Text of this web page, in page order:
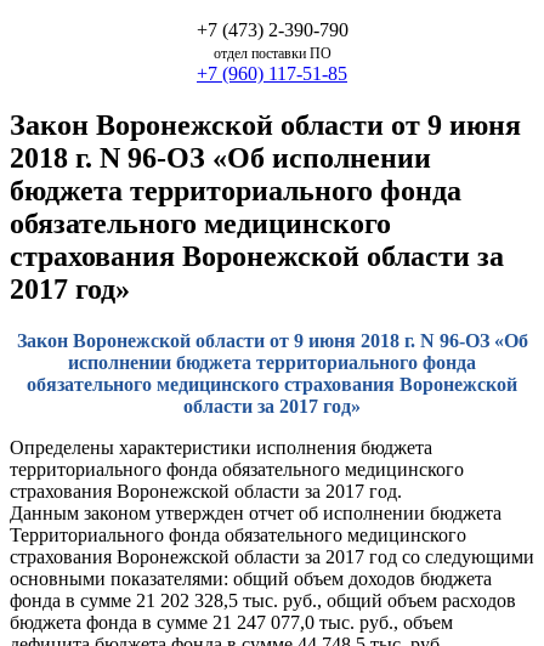
+7 (473) 2-390-790
отдел поставки ПО
+7 (960) 117-51-85
Закон Воронежской области от 9 июня
2018 г. N 96-ОЗ «Об исполнении
бюджета территориального фонда
обязательного медицинского
страхования Воронежской области за
2017 год»
Закон Воронежской области от 9 июня 2018 г. N 96-ОЗ «Об
исполнении бюджета территориального фонда
обязательного медицинского страхования Воронежской
области за 2017 год»
Определены характеристики исполнения бюджета
территориального фонда обязательного медицинского
страхования Воронежской области за 2017 год.
Данным законом утвержден отчет об исполнении бюджета
Территориального фонда обязательного медицинского
страхования Воронежской области за 2017 год со следующими
основными показателями: общий объем доходов бюджета
фонда в сумме 21 202 328,5 тыс. руб., общий объем расходов
бюджета фонда в сумме 21 247 077,0 тыс. руб., объем